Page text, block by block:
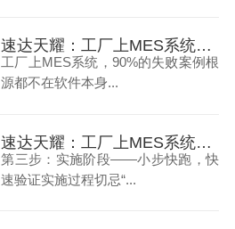
速达天耀：工厂上MES系统的注意事项（上）
工厂上MES系统，90%的失败案例根
源都不在软件本身...
速达天耀：工厂上MES系统的注意事项（下）
第三步：实施阶段——小步快跑，快
速验证实施过程切忌“...